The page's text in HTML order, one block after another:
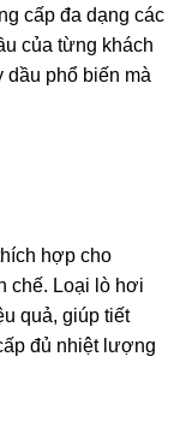
cấp đa dạng các
của từng khách
phổ biến mà
hợp cho
chế. Loại lò hơi
quả, giúp tiết
đủ nhiệt lượng